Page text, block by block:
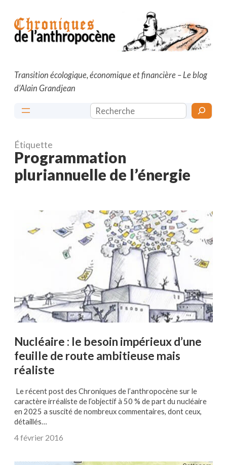
contenu
Transition écologique, économique et financière – Le blog
d’Alain Grandjean
Rechercher
Étiquette
Programmation
pluriannuelle de l’énergie
Nucléaire : le besoin impérieux d’une
feuille de route ambitieuse mais
réaliste
Le récent post des Chroniques de l’anthropocène sur le
caractère irréaliste de l’objectif à 50 % de part du nucléaire
en 2025 a suscité de nombreux commentaires, dont ceux,
détaillés…
4 février 2016